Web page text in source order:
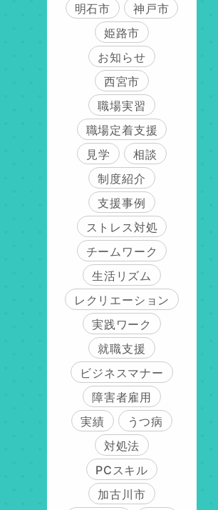
明石市
神戸市
姫路市
お知らせ
西宮市
職場実習
職場定着支援
見学
相談
制度紹介
支援事例
ストレス対処
チームワーク
生活リズム
レクリエーション
実践ワーク
就職支援
ビジネスマナー
障害者雇用
実績
うつ病
対処法
PCスキル
加古川市